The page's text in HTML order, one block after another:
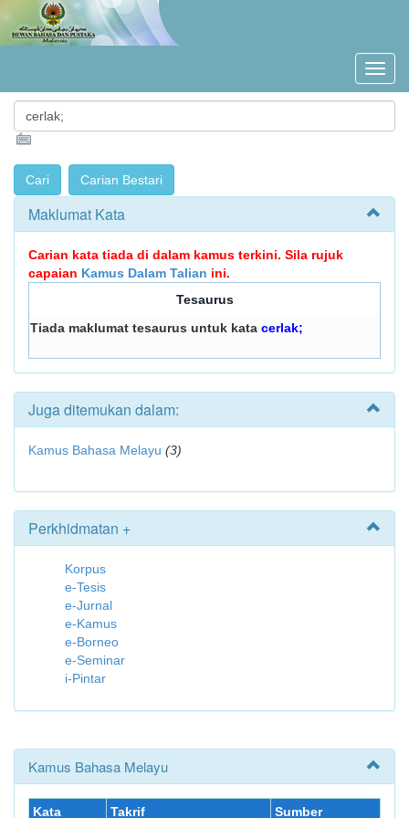
Maklumat Kata
Carian kata tiada di dalam kamus terkini. Sila rujuk
capaian Kamus Dalam Talian ini.
Tesaurus
Tiada maklumat tesaurus untuk kata cerlak;
Juga ditemukan dalam:
Kamus Bahasa Melayu (3)
Perkhidmatan +
Korpus
e-Tesis
e-Jurnal
e-Kamus
e-Borneo
e-Seminar
i-Pintar
Kamus Bahasa Melayu
Kata Takrif Sumber